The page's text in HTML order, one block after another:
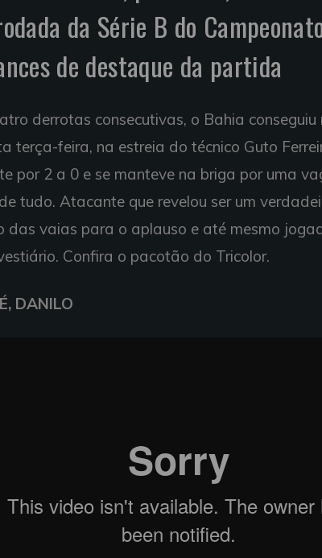
da Série B do
de destaque da partida
derrotas consecutivas, o Bahia conseguiu
terça-feira, na estreia do técnico Guto
por 2 a 0 e se manteve na briga por uma
tudo. Atacante que revelou ser um
das vaias para o aplauso e até mesmo
Confira o pacotão do Tricolor.
DANILO